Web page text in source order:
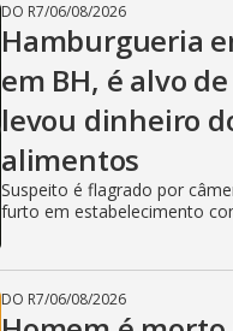
DO R7/06/08/2026
Hamburgueria
em BH, é alvo
levou dinheiro
alimentos
Suspeito é flagrado por
furto em estabelecimento
DO R7/06/08/2026